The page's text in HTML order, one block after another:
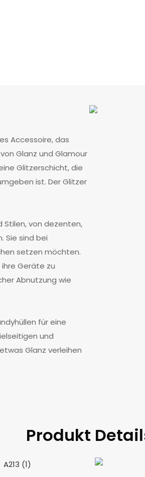
Accessoire, das
Glanz und Glamour
Glitzerschicht, die
ist. Der Glitzer
Stilen, von dezenten,
Sie sind bei
setzen möchten.
Geräte zu
Abnutzung wie
für eine
und
Glanz verleihen
Produkt